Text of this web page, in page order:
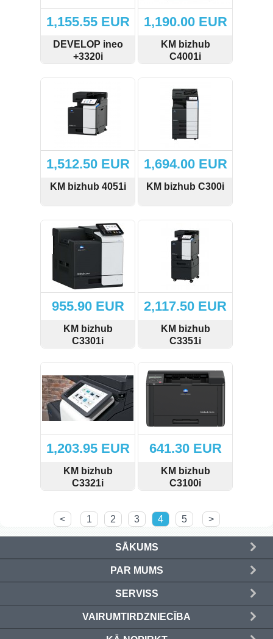
1,155.55 EUR
DEVELOP ineo
+3320i
SKATĪT PIRKT
1,190.00 EUR
KM bizhub
C4001i
SKATĪT PIRKT
1,512.50 EUR
KM bizhub 4051i
SKATĪT PIRKT
1,694.00 EUR
KM bizhub C300i
SKATĪT PIRKT
955.90 EUR
KM bizhub
C3301i
SKATĪT PIRKT
2,117.50 EUR
KM bizhub
C3351i
SKATĪT PIRKT
1,203.95 EUR
KM bizhub
C3321i
641.30 EUR
KM bizhub
C3100i
< 1 2 3 4 5 >
SĀKUMS
PAR MUMS
SERVISS
VAIRUMTIRDZNIECĪBA
Pulksteņi (5)
Aizsarglīdzekļi (3)
Grīdas nosegpaklāji (3)
Ziemassvētku preces (14)